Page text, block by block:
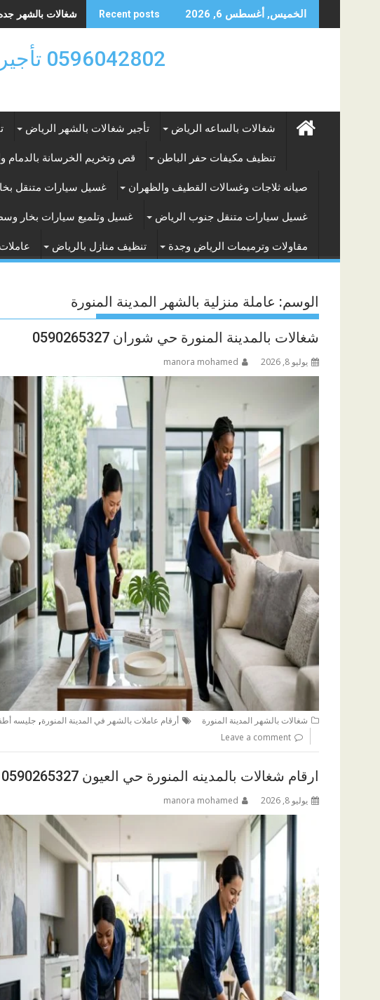
to
الخميس, أغسطس 6, 2026 Recent posts شغالات بالشهر جده حى
0596042802 تأجير العماله المنزليه بالساعه والشهر بالرياض
شغالات بالساعه الرياض تأجير شغالات بالشهر الرياض
تنظيف مكيفات حفر الباطن قص وتخريم الخرسانة بالدمام
صيانه ثلاجات وغسالات القطيف والظهران غسيل سيارات متنقل
غسيل سيارات متنقل جنوب الرياض غسيل وتلميع سيارات بخار
مقاولات وترميمات الرياض وجدة تنظيف منازل بالرياض
الوسم: عاملة منزلية بالشهر المدينة المنورة
شغالات بالمدينة المنورة حي شوران 0590265327
يوليو 8, 2026 manora mohamed
شغالات بالشهر المدينة المنورة أرقام عاملات بالشهر في المدينة المنورة, جليسه
Leave a comment
ارقام شغالات بالمدينه المنورة حي العيون 0590265327
يوليو 8, 2026 manora mohamed